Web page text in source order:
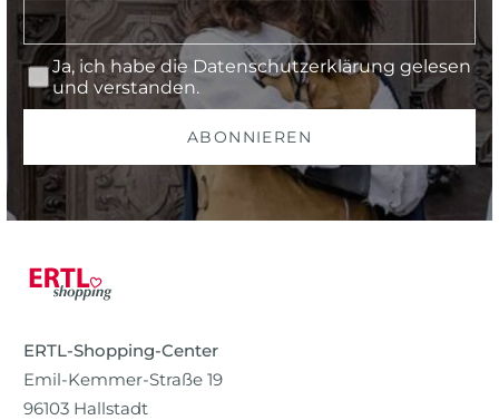
Ja, ich habe die Datenschutzerklärung gelesen
und verstanden.
ABONNIEREN
ERTL-Shopping-Center
Emil-Kemmer-Straße 19
96103 Hallstadt